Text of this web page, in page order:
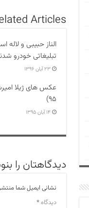
Articles
الناز حبیبی و لاله
تبلیغاتی خودرو
۲۳ آبان ۱۳۹۶
عکس های ژیلا
۹۵)
۱۴ آبان ۱۳۹۵
دیدگاهتان را
نشانی ایمیل شما
دیدگاه*